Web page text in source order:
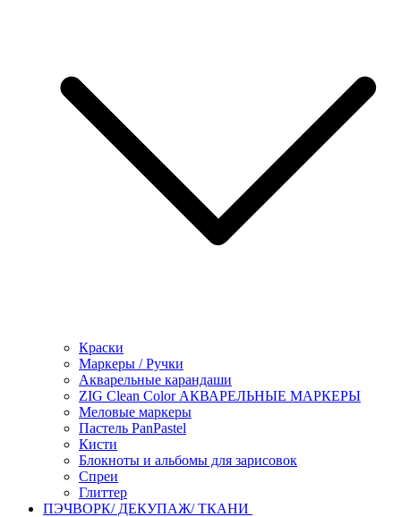
Краски
Маркеры / Ручки
Акварельные карандаши
ZIG Clean Color АКВАРЕЛЬНЫЕ МАРКЕРЫ
Меловые маркеры
Пастель PanPastel
Кисти
Блокноты и альбомы для зарисовок
Спреи
Глиттер
ПЭЧВОРК/ ДЕКУПАЖ/ ТКАНИ